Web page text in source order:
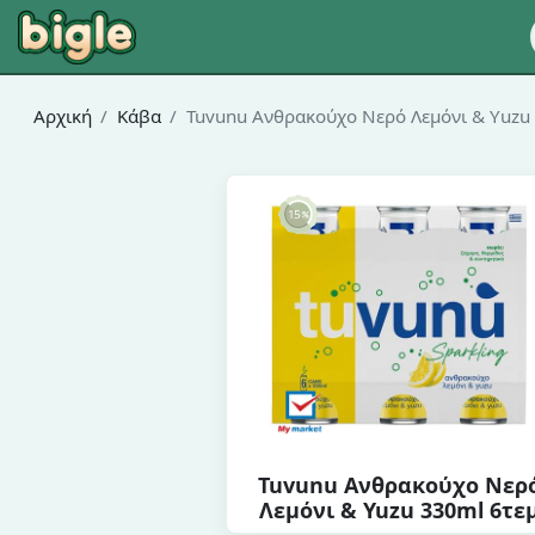
Αρχική Κάβα Tuvunu Ανθρακούχο Νερό Λεμόνι &
Tuvunu Ανθρακούχο
Λεμόνι & Yuzu 330ml